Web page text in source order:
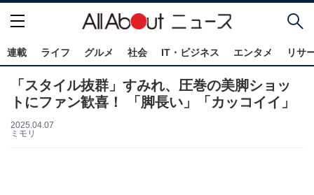
連載 ライフ グルメ 社会 IT・ビジネス エンタメ リサ
「スタイル抜群」すみれ、圧巻の美脚ショッ
トにファン歓喜！ 「脚長い」「カッコイイ」
2025.04.07
ミモリ